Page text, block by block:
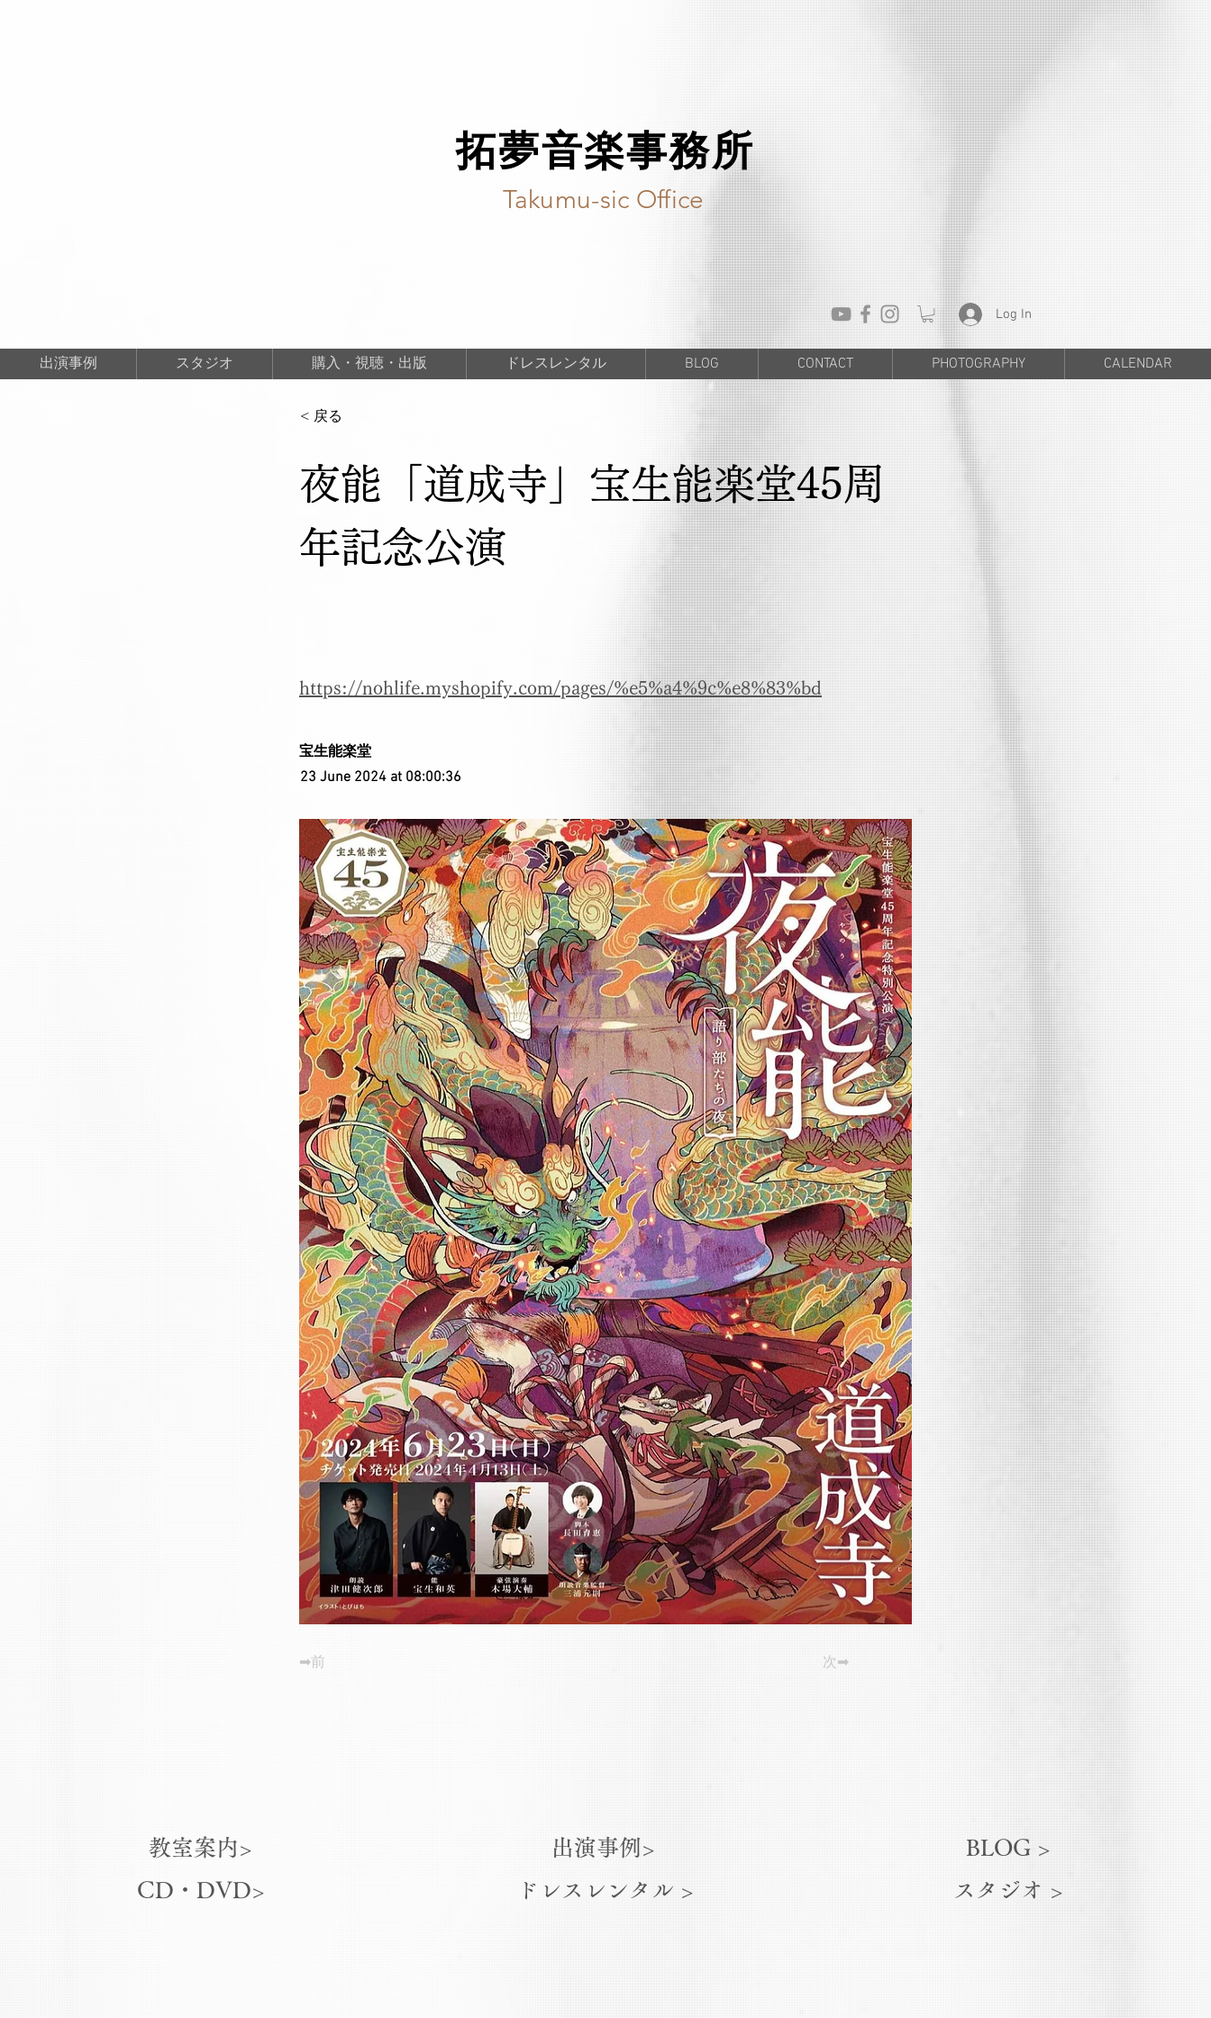
拓夢音楽事務所
Takumu-sic Office
Log In
出演事例 スタジオ 購入・視聴・出版 ドレスレンタル BLOG CONTACT PHOTOGRAPHY CALENDAR
< 戻る
夜能「道成寺」宝生能楽堂45周
年記念公演
https://nohlife.myshopify.com/pages/%e5%a4%9c%e8%83%bd
宝生能楽堂
23 June 2024 at 08:00:36
➡前 次➡
教室案内>
CD・DVD>
出演事例>
ドレスレンタル >
BLOG >
スタジオ >